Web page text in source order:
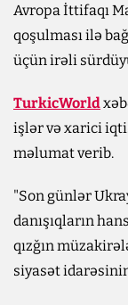
Avropa İttifaqı
qoşulması ilə
üçün irəli
TurkicWorld
işlər və xarici
məlumat verib.
"Son günlər
danışıqların
qızğın
siyasət